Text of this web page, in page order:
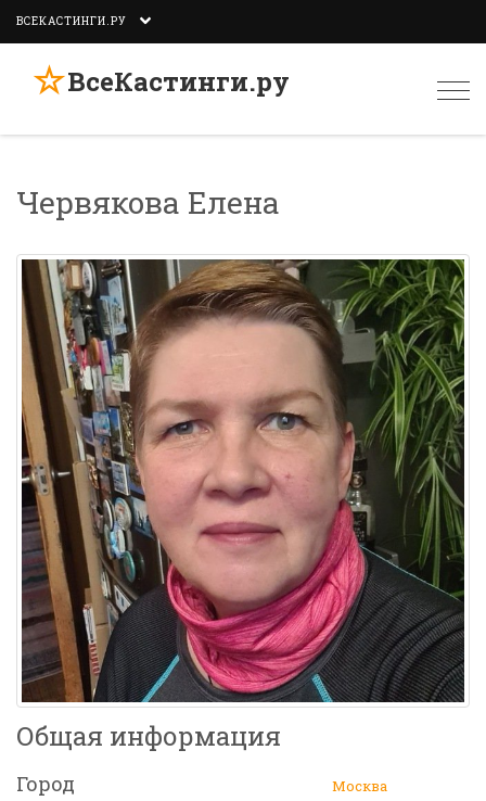
ВСЕКАСТИНГИ.РУ
☆ВсеКастинги.ру
Червякова Елена
Общая информация
Город Москва